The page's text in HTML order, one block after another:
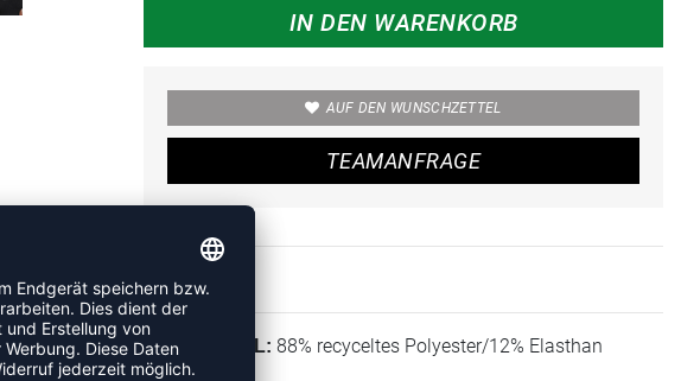
IN DEN WARENKORB
AUF DEN WUNSCHZETTEL
TEAMANFRAGE
MATERIAL: 88% recyceltes Polyester/12% Elasthan